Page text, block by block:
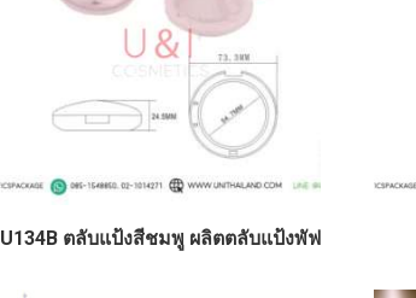
U134B ตลับแป้งสีชมพู ผลิตตลับแป้งพัฟ